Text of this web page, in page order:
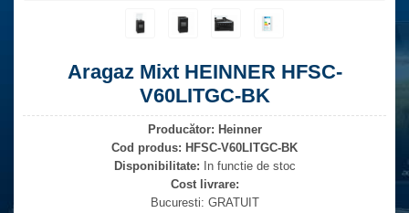
Aragaz Mixt HEINNER HFSC-
V60LITGC-BK
Producător: Heinner
Cod produs: HFSC-V60LITGC-BK
Disponibilitate: In functie de stoc
Cost livrare:
Bucuresti: GRATUIT